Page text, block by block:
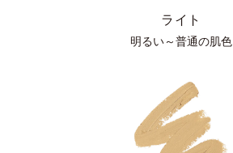
ライト
明るい～普通の肌色